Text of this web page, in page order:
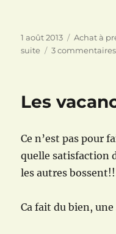
Publié
le
1 août 2013 Catégories
Achat à
suite
3 commentaires
Les
Ce n’est pas pour
quelle satisfaction
les autres
Ca fait du bien,